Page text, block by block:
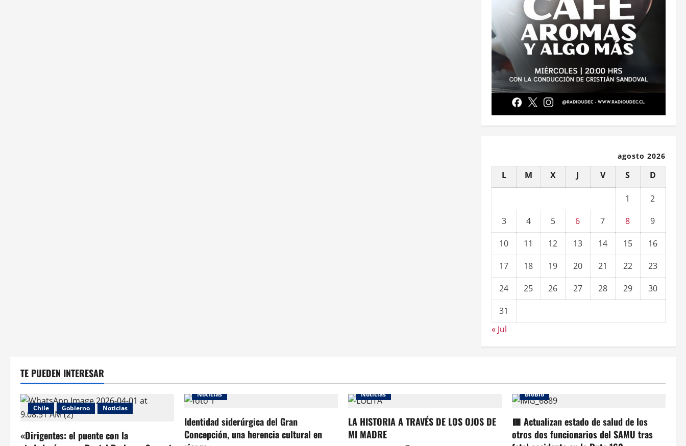
agosto 2026
L M X J V S D
1
2
3
4 5 6 7 8
9
10
11 12 13 14 15
16
17
18 19 20 21 22
23
24
25 26 27 28 29
30
31
« Jul
TE PUEDEN INTERESAR
Chile Gobierno Noticias
«Dirigentes: el puente con la
Noticias
Identidad siderúrgica del Gran
Concepción, una herencia cultural en
Noticias
LA HISTORIA A TRAVÉS DE LOS OJOS DE
MI MADRE
BioBio
🟥 Actualizan estado de salud de los
otros dos funcionarios del SAMU tras